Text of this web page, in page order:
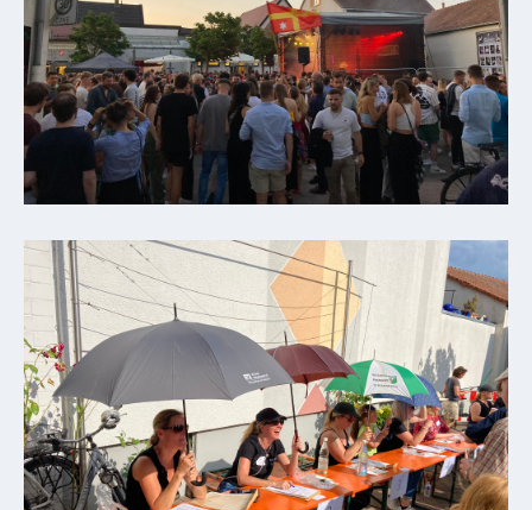
1906
Bürgerhospital
Deidesheim
Akten
ab
1793
Geplante
Regionalbahn
1907
Teilung
Gemarkungen
ab
1816
Schulbilder